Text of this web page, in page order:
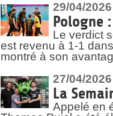
29/04/2026
Pologne
Le verdict
est revenu à 1-1
montré à son
27/04/2026
La
Appelé en